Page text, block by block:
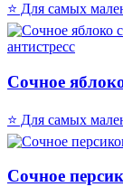
⭐ Для самых
Сочное
⭐ Для самых
Сочное